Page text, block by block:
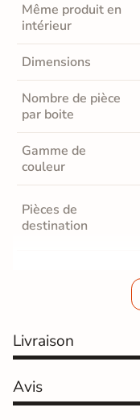
Même produit en
intérieur
Dimensions
Nombre de pièce
par boite
Gamme de
couleur
Pièces de
destination
Coefficient
antidérapant
Coefficient
antidérapant
Livraison
Avis